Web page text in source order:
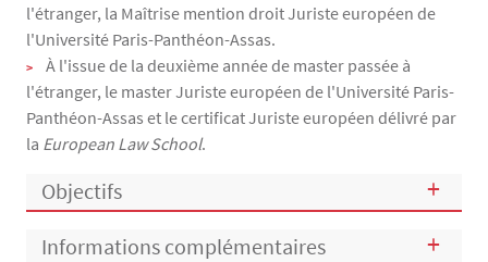
l'étranger, la Maîtrise mention droit Juriste européen de
l'Université Paris-Panthéon-Assas.
À l'issue de la deuxième année de master passée à
l'étranger, le master Juriste européen de l'Université Paris-
Panthéon-Assas et le certificat Juriste européen délivré par
la European Law School.
Objectifs
Informations complémentaires